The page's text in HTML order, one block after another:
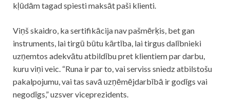
kļūdām tagad spiesti maksāt paši klienti.
Viņš skaidro, ka sertifikācija nav pašmērķis, bet gan
instruments, lai tirgū būtu kārtība, lai tirgus dalībnieki
uzņemtos adekvātu atbildību pret klientiem par darbu,
kuru viņi veic. “Runa ir par to, vai serviss sniedz atbilstošu
pakalpojumu, vai tas savā uzņēmējdarbībā ir godīgs vai
negodīgs,” uzsver viceprezidents.